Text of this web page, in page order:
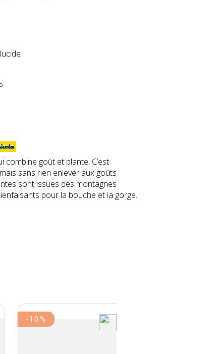
combine goût et plante. C’est
sans rien enlever aux goûts
sont issues des montagnes
pour la bouche et la gorge.
-10%